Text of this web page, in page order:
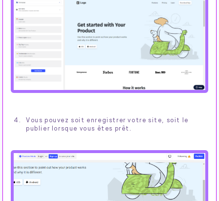
Vous pouvez soit enregistrer votre site, soit le
publier lorsque vous êtes prêt.